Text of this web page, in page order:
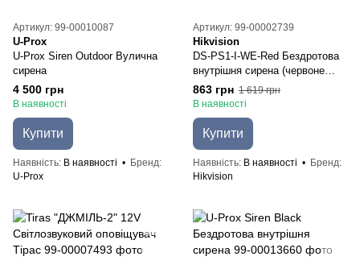
Артикул: 99-00010087
U-Prox
U-Prox Siren Outdoor Вулична
сирена
4 500 грн
В наявності
Купити
Наявність В наявності
Бренд
U-Prox
Артикул: 99-00002739
Hikvision
DS-PS1-I-WE-Red Бездротова
внутрішня сирена (червоне
підсвічування)
863 грн 1 619 грн
В наявності
Купити
Наявність В наявності
Бренд
Hikvision